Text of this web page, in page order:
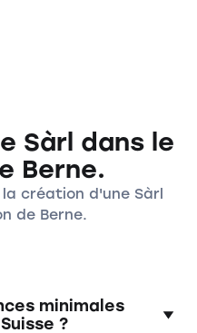
Sàrl dans le
Berne.
création d'une Sàrl
de Berne.
minimales
?